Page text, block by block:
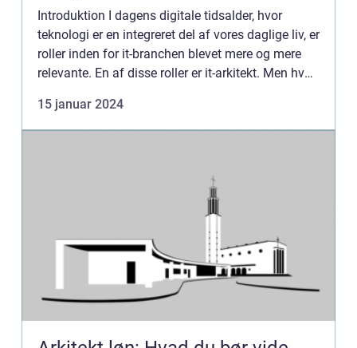
Introduktion I dagens digitale tidsalder, hvor
teknologi er en integreret del af vores daglige liv, er
roller inden for it-branchen blevet mere og mere
relevante. En af disse roller er it-arkitekt. Men hvad
15 januar 2024